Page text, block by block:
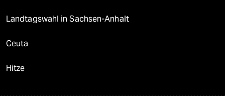
Landtagswahl in Sachsen-Anhalt
Ceuta
Hitze